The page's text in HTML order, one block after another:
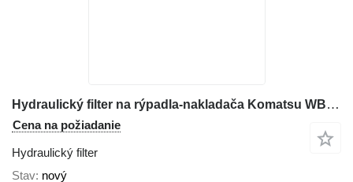
Hydraulický filter na rýpadla-nakladača Komatsu WB97S-2
Cena na požiadanie
Hydraulický filter
Stav nový